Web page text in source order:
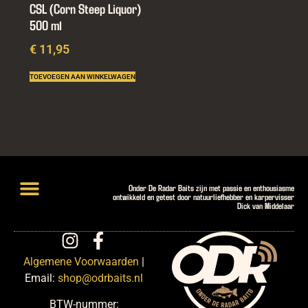
CSL (Corn Steep Liquor)
500 ml
€11,95
TOEVOEGEN AAN WINKELWAGEN
Onder De Radar Baits zijn met passie en enthousiasme
ontwikkeld en getest door natuurliefhebber en karpervisser
Dick van Middelaar
Algemene Voorwaarden |
Email: shop@odrbaits.nl
BTW-nummer: